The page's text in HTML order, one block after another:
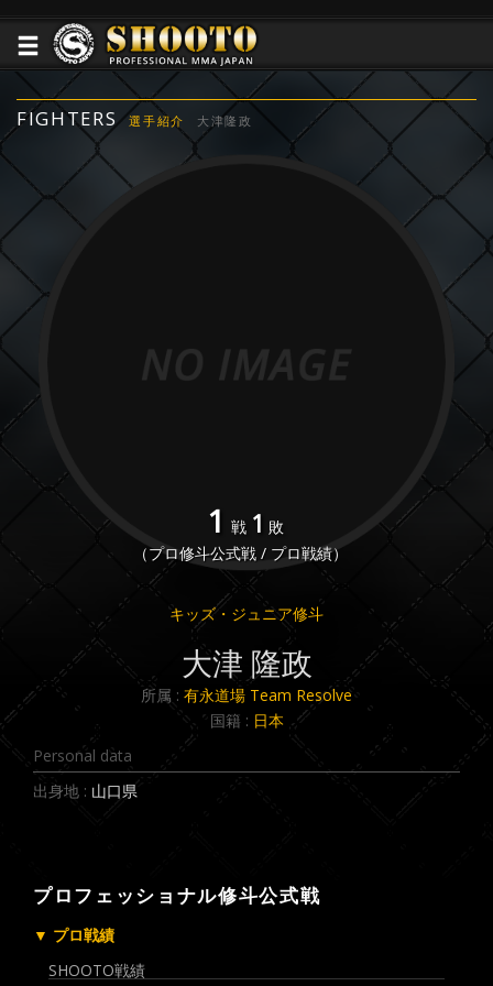
FIGHTERS 選手紹介 大津隆政
1 戦 1 敗
（プロ修斗公式戦 / プロ戦績）
キッズ・ジュニア修斗
大津 隆政
所属 : 有永道場 Team Resolve
国籍 : 日本
Personal data
出身地 : 山口県
プロフェッショナル修斗公式戦
▼ プロ戦績
SHOOTO戦績